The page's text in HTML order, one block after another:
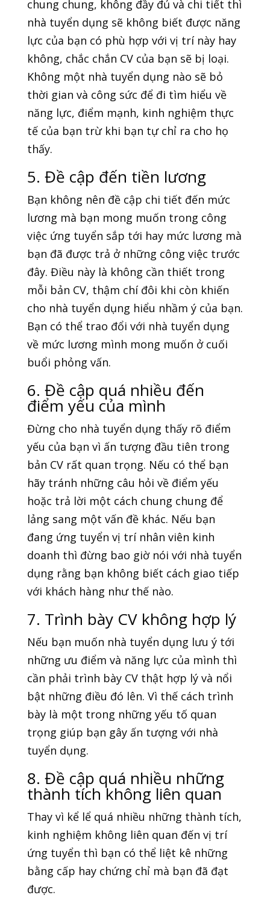
chung chung, không đầy đủ và chi tiết thì
nhà tuyển dụng sẽ không biết được năng
lực của bạn có phù hợp với vị trí này hay
không, chắc chắn CV của bạn sẽ bị loại.
Không một nhà tuyển dụng nào sẽ bỏ
thời gian và công sức để đi tìm hiểu về
năng lực, điểm mạnh, kinh nghiệm thực
tế của bạn trừ khi bạn tự chỉ ra cho họ
thấy.
5. Đề cập đến tiền lương
Bạn không nên đề cập chi tiết đến mức
lương mà bạn mong muốn trong công
việc ứng tuyển sắp tới hay mức lương mà
bạn đã được trả ở những công việc trước
đây. Điều này là không cần thiết trong
mỗi bản CV, thậm chí đôi khi còn khiến
cho nhà tuyển dụng hiểu nhầm ý của bạn.
Bạn có thể trao đổi với nhà tuyển dụng
về mức lương mình mong muốn ở cuối
buổi phỏng vấn.
6. Đề cập quá nhiều đến
điểm yếu của mình
Đừng cho nhà tuyển dụng thấy rõ điểm
yếu của bạn vì ấn tượng đầu tiên trong
bản CV rất quan trọng. Nếu có thể bạn
hãy tránh những câu hỏi về điểm yếu
hoặc trả lời một cách chung chung để
lảng sang một vấn đề khác. Nếu bạn
đang ứng tuyển vị trí nhân viên kinh
doanh thì đừng bao giờ nói với nhà tuyển
dụng rằng bạn không biết cách giao tiếp
với khách hàng như thế nào.
7. Trình bày CV không hợp lý
Nếu bạn muốn nhà tuyển dụng lưu ý tới
những ưu điểm và năng lực của mình thì
cần phải trình bày CV thật hợp lý và nổi
bật những điều đó lên. Vì thế cách trình
bày là một trong những yếu tố quan
trọng giúp bạn gây ấn tượng với nhà
tuyển dụng.
8. Đề cập quá nhiều những
thành tích không liên quan
Thay vì kể lể quá nhiều những thành tích,
kinh nghiệm không liên quan đến vị trí
ứng tuyển thì bạn có thể liệt kê những
bằng cấp hay chứng chỉ mà bạn đã đạt
được.